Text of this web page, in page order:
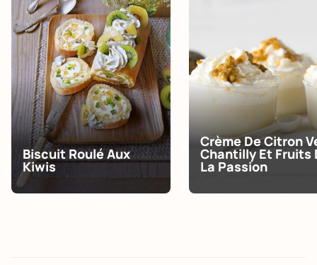
Biscuit Roulé Aux
Kiwis
Crème De Citron
Chantilly Et Fruits
La Passion